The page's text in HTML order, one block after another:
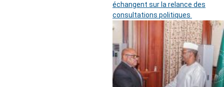
échangent sur la relance des
consultations politiques